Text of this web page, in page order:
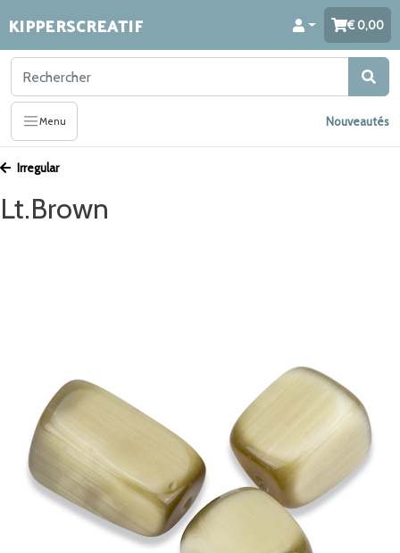
KIPPERSCREATIF 0,00
Menu Nouveautés
Irregular
Lt.Brown